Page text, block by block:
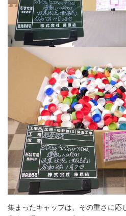
集まったキャップは、その重さに応